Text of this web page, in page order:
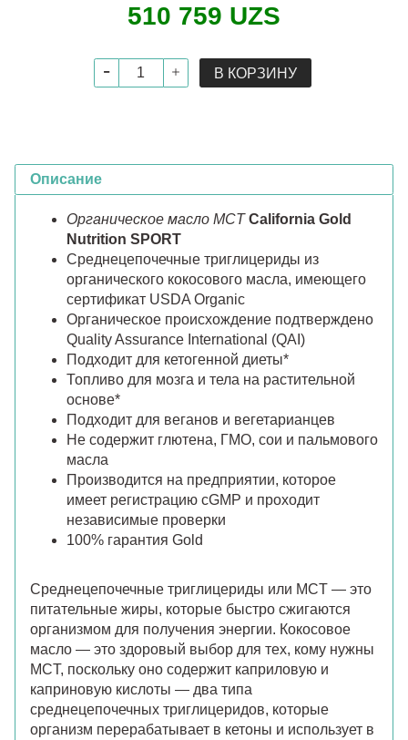
510 759 UZS
В КОРЗИНУ
Описание
Органическое масло MCT California Gold
Nutrition SPORT
Среднецепочечные триглицериды из
органического кокосового масла, имеющего
сертификат USDA Organic
Органическое происхождение подтверждено
Quality Assurance International (QAI)
Подходит для кетогенной диеты*
Топливо для мозга и тела на растительной
основе*
Подходит для веганов и вегетарианцев
Не содержит глютена, ГМО, сои и пальмового
масла
Производится на предприятии, которое
имеет регистрацию cGMP и проходит
независимые проверки
100% гарантия Gold
Среднецепочечные триглицериды или MCT — это
питательные жиры, которые быстро сжигаются
организмом для получения энергии. Кокосовое
масло — это здоровый выбор для тех, кому нужны
MCT, поскольку оно содержит каприловую и
каприновую кислоты — два типа
среднецепочечных триглицеридов, которые
организм перерабатывает в кетоны и использует в